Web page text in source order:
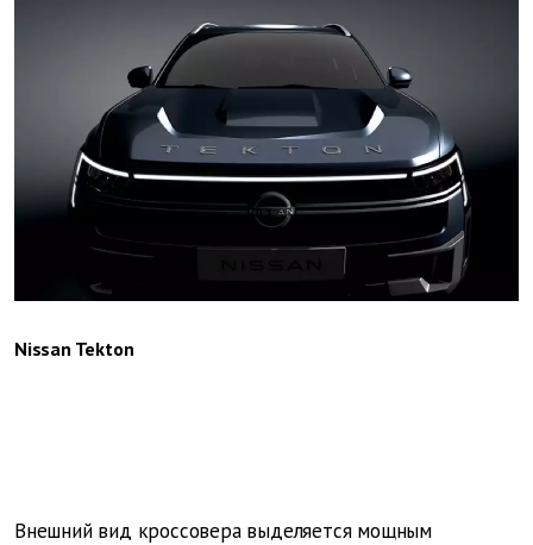
Nissan Tekton
Внешний вид кроссовера выделяется мощным